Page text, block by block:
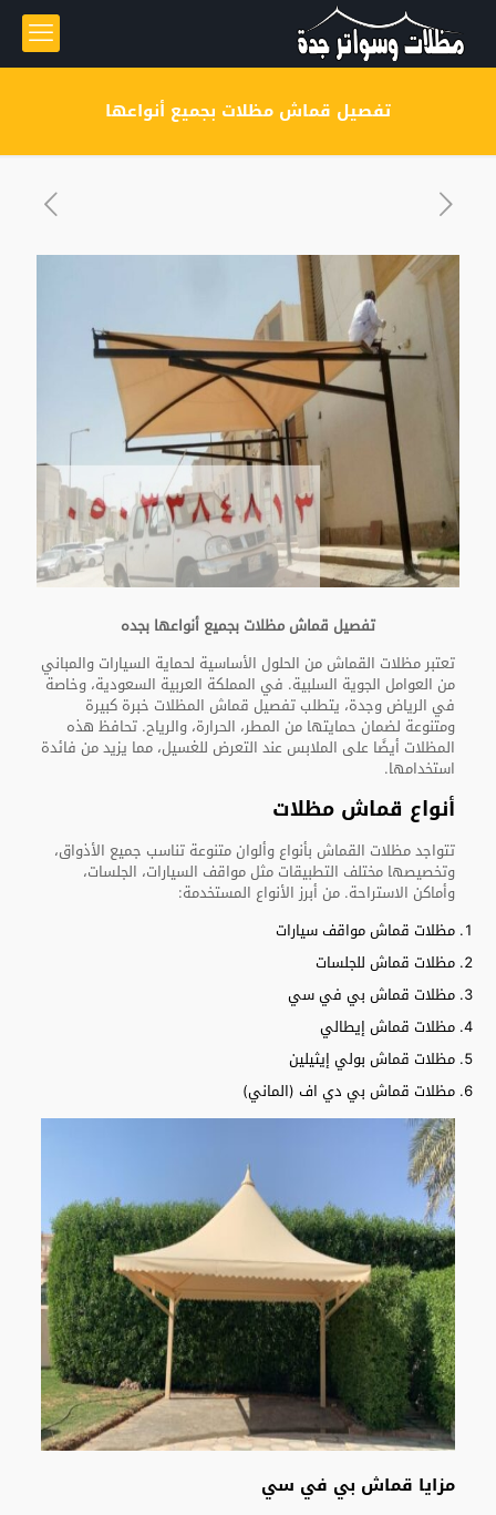
تفصيل قماش مظلات بجميع أنواعها
تفصيل قماش مظلات بجميع أنواعها بجده
تعتبر مظلات القماش من الحلول الأساسية لحماية السيارات والمباني
من العوامل الجوية السلبية. في المملكة العربية السعودية، وخاصة
في الرياض وجدة، يتطلب تفصيل قماش المظلات خبرة كبيرة
ومتنوعة لضمان حمايتها من المطر، الحرارة، والرياح. تحافظ هذه
المظلات أيضًا على الملابس عند التعرض للغسيل، مما يزيد من فائدة
استخدامها.
أنواع قماش مظلات
تتواجد مظلات القماش بأنواع وألوان متنوعة تناسب جميع الأذواق،
وتخصيصها مختلف التطبيقات مثل مواقف السيارات، الجلسات،
وأماكن الاستراحة. من أبرز الأنواع المستخدمة:
مظلات قماش مواقف سيارات
مظلات قماش للجلسات
مظلات قماش بي في سي
مظلات قماش إيطالي
مظلات قماش بولي إيثيلين
مظلات قماش بي دي اف (الماني)
مزايا قماش بي في سي